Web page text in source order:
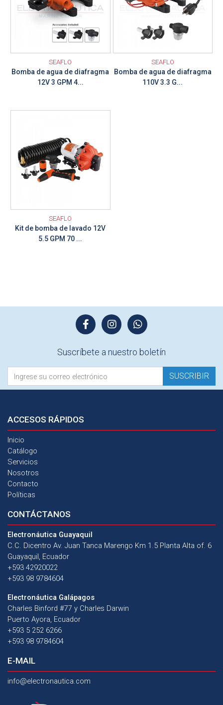
SEAFLO
Bomba de agua de diafragma
12V 3 GPM 4...
SEAFLO
Bomba de agua de diafragma
110V 3.3 G...
SEAFLO
Kit de bomba de lavado 12V
5.5 GPM 70 ...
Suscríbete a nuestro boletín
SUSCRIBIR
ACCESOS RÁPIDOS
Inicio
Catálogo
Servicios
Nosotros
Contacto
Políticas
CONTÁCTANOS
Electronáutica Guayaquil
C.C. Dicentro Av. Juan Tanca Marengo Km 1.5 Planta Alta of. 6
Guayaquil, Ecuador
+593 42920022
+593 98 9784604
Electronáutica Galápagos
Charles Binford #77 y Charles Darwin
Puerto Ayora, Ecuador
+593 5 252 6266
+593 98 9784604
E-MAIL
info@electronautica.com